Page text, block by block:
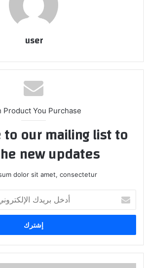
user
Product You Purchase
to our mailing list to
new updates!
dolor sit amet, consectetur.
بريدك
الإلكتروني